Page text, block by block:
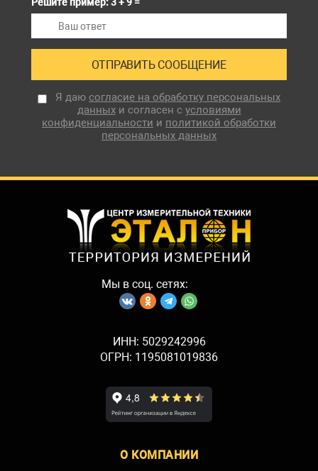
Решите пример: 3 + 9 =
Я даю согласие на обработку персональных
данныхи согласен с условиями
конфиденциальности и политикой обработки
персональных данных
Мы в соц. сетях:
ИНН: 5029242996
ОГРН: 1195081019836
О КОМПАНИИ